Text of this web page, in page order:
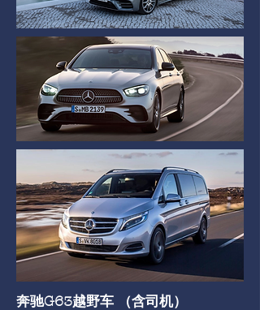
奔驰G63越野车 （含司机）